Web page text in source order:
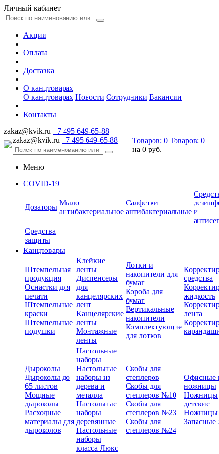
Личный кабинет
Акции
Оплата
Доставка
О канцтоварах
О канцтоварах Новости Сотрудники Вакансии
Контакты
zakaz@kvik.ru +7 495 649-65-88
zakaz@kvik.ru +7 495 649-65-88 Товаров: 0 Товаров: 0
на 0 руб.
Меню
COVID-19
Дозаторы
Мыло
антибактериальное
Салфетки
антибактериальные и
Средства
защиты
Канцтовары
Штемпельная
продукция
Оснастки для
печати
Штемпельные
краски
Штемпельные
подушки
Клейкие
ленты
Диспенсеры
для
канцелярских
лент
Канцелярские
ленты
Монтажные
ленты
Лотки и
накопители для
бумаг
Короба для
бумаг
Вертикальные
накопители
Комплектующие
для лотков
средства
жидкость
лента
Дыроколы
Дыроколы до
65 листов
Мощные
дыроколы
Расходные
материалы для
дыроколов
Настольные
наборы
Настольные
наборы из
дерева и
металла
Настольные
наборы
деревянные
Настольные
наборы
класса Люкс
Скобы для
степлеров
Скобы для
степлеров №10
Скобы для
степлеров №23
Скобы для
степлеров №24
Офисные
ножницы
Ножницы
детские
Ножницы
Запасные